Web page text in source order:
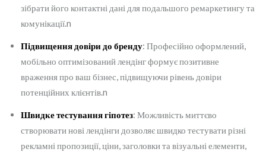
зібрати його контактні дані для подальшого ремаркетингу та
комунікації.n
Підвищення довіри до бренду: Професійно оформлений,
мобільно оптимізований лендінг формує позитивне
враження про ваш бізнес, підвищуючи рівень довіри
потенційних клієнтів.n
Швидке тестування гіпотез: Можливість миттєво
створювати нові лендінги дозволяє швидко тестувати різні
рекламні пропозиції, ціни, заголовки та візуальні елементи,